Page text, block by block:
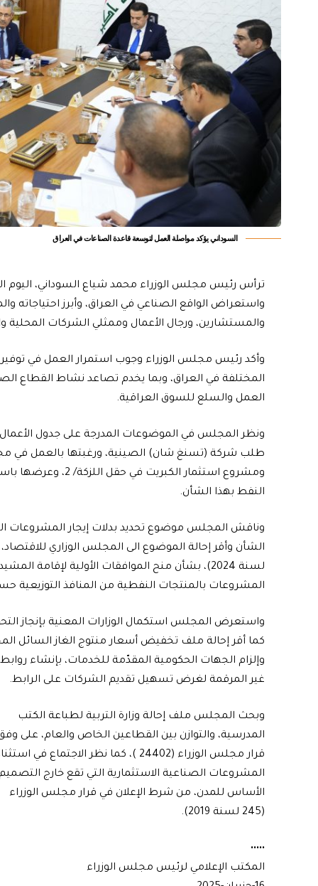
السوداني يؤكد مواصلة العمل لتوسعة قاعدة الصناعات في العراق
ترأس رئيس مجلس الوزراء محمد شياع السوداني، اليوم
واستعراض الواقع الصناعي في العراق، وأبرز احتياجاته
والمستشارين، ورجال الأعمال وممثلي الشركات المحلية
وأكد رئيس مجلس الوزراء وجوب استمرار العمل في
المختلفة في العراق، وبما يخدم تصاعد نشاط القطاع
العمل والسلع للسوق العراقية.
ونظر المجلس في الموضوعات المدرجة على جدول الأعمال
طلب شركة (تسنغ شان) الصينية، ورغبتها بالعمل في
ومشروع استثمار
النفط بهذا الشأن.
وناقش المجلس موضوع تحديد بدلات إيجار المشروعات
لسنة 2024)، بشأن منح الموافقات الأولية
المشروعات بالمنتجات النفطية من المنافذ التوزيعية
واستعرض المجلس استكمال الوزارات المعنية بإنجاز
كما أقر إحالة ملف تخفيض أسعار منتوج الغاز السائل
وإلزام الجهات الحكومية المقدّمة للخدمات، بإنشاء
غير المرقمة لغرض تسهيل تقديم الشركات على الرابط.
وبحث المجلس ملف إحالة وزارة التربية لطباعة الكتب
المدرسية، والتوازن بين القطاعين الخاص والعام، على
قرار مجلس الوزراء (24402 )، كما نظر الاجتماع في
المشروعات الصناعية الاستثمارية التي تقع خارج
الأساس للمدن، من شرط الإعلان في قرار مجلس الوزراء
(245 لسنة 2019).
•••••
المكتب الإعلامي لرئيس مجلس الوزراء